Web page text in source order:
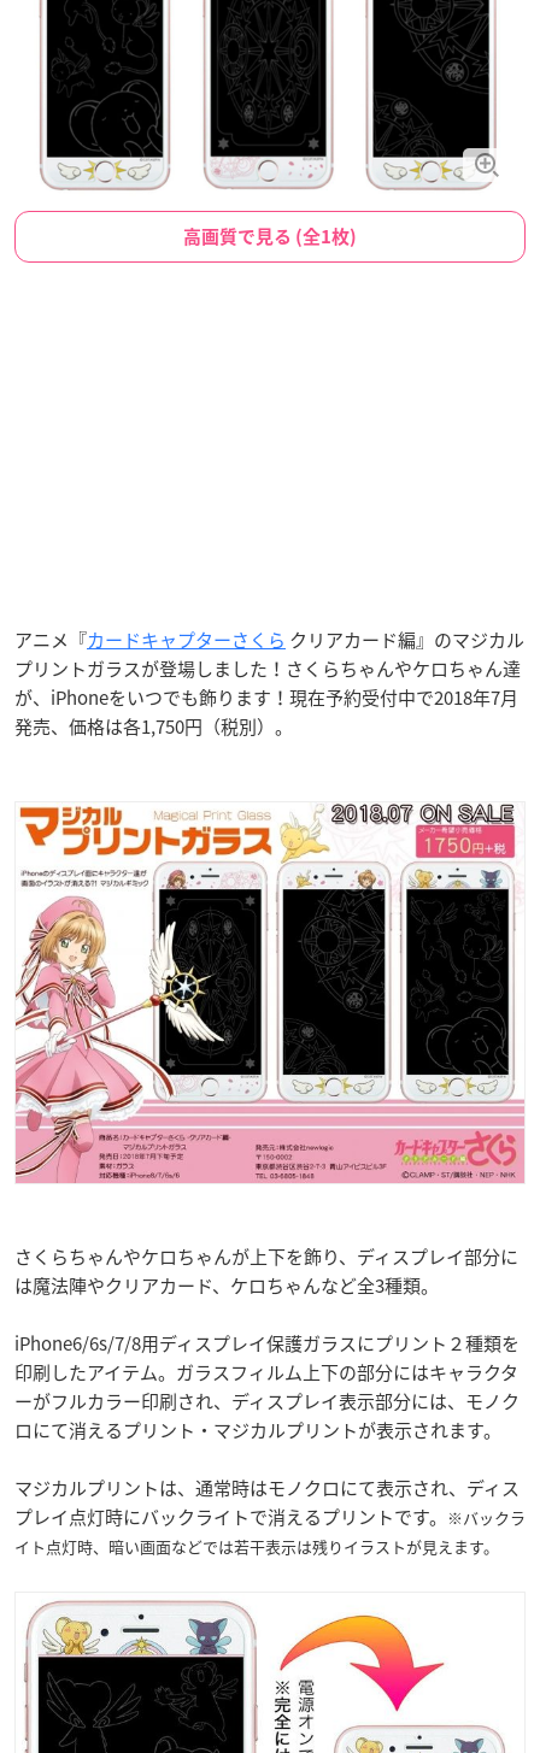
高画質で見る (全1枚)
アニメ『カードキャプターさくら クリアカード編』のマジカル
プリントガラスが登場しました！さくらちゃんやケロちゃん達
が、iPhoneをいつでも飾ります！現在予約受付中で2018年7月
発売、価格は各1,750円（税別）。
さくらちゃんやケロちゃんが上下を飾り、ディスプレイ部分に
は魔法陣やクリアカード、ケロちゃんなど全3種類。
iPhone6/6s/7/8用ディスプレイ保護ガラスにプリント２種類を
印刷したアイテム。ガラスフィルム上下の部分にはキャラクタ
ーがフルカラー印刷され、ディスプレイ表示部分には、モノク
ロにて消えるプリント・マジカルプリントが表示されます。
マジカルプリントは、通常時はモノクロにて表示され、ディス
プレイ点灯時にバックライトで消えるプリントです。 ※バックラ
イト点灯時、暗い画面などでは若干表示は残りイラストが見えます。